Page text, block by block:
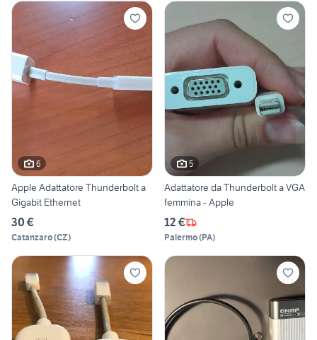
6
Apple Adattatore Thunderbolt a
Gigabit Ethernet
30 €
Catanzaro(CZ)
5
Adattatore da Thunderbolt a VGA
femmina - Apple
12 €
Palermo(PA)